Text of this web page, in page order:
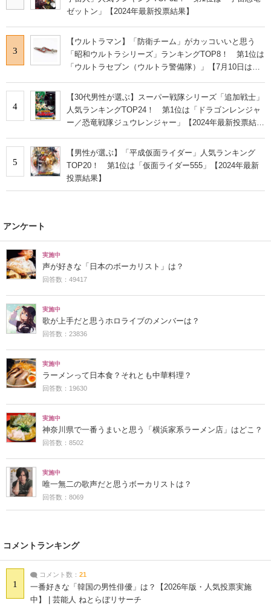
ゼットン」【2024年最新投票結果】
3
【ウルトラマン】「防衛チーム」がカッコいいと思う
「昭和ウルトラシリーズ」ランキングTOP8！ 第1位は
「ウルトラセブン（ウルトラ警備隊）」【7月10日はウ
4
【30代男性が選ぶ】スーパー戦隊シリーズ「追加戦士」
人気ランキングTOP24！ 第1位は「ドラゴンレンジャ
ー／恐竜戦隊ジュウレンジャー」【2024年最新投票結
5
【男性が選ぶ】「平成仮面ライダー」人気ランキング
TOP20！ 第1位は「仮面ライダー555」【2024年最新
投票結果】
アンケート
実施中
声が好きな「日本のボーカリスト」は？
回答数：49417
実施中
歌が上手だと思うホロライブのメンバーは？
回答数：23836
実施中
ラーメンって日本食？それとも中華料理？
回答数：19630
実施中
神奈川県で一番うまいと思う「横浜家系ラーメン店」はどこ？
回答数：8502
実施中
唯一無二の歌声だと思うボーカリストは？
回答数：8069
コメントランキング
1
コメント数： 21
一番好きな「韓国の男性俳優」は？【2026年版・人気投票実施
中】 | 芸能人 ねとらぼリサーチ